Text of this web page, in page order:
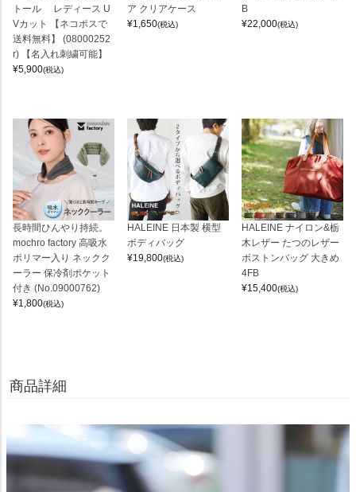
トール レディース U
Vカット 【ネコポスで
送料無料】 (08000252
r) 【名入れ刺繍可能】
¥5,900(税込)
ア クリアケース
¥1,650(税込)
B
¥22,000(税込)
長時間ひんやり持続。
mochro factory 高吸水
ポリマー入り ネックク
ーラー 保冷剤ポケット
付き (No.09000762)
¥1,800(税込)
HALEINE 日本製 横型
ボディバッグ
¥19,800(税込)
HALEINE ナイロン&栃
木レザー たつのレザー
ボストンバッグ 大きめ
4FB
¥15,400(税込)
商品詳細